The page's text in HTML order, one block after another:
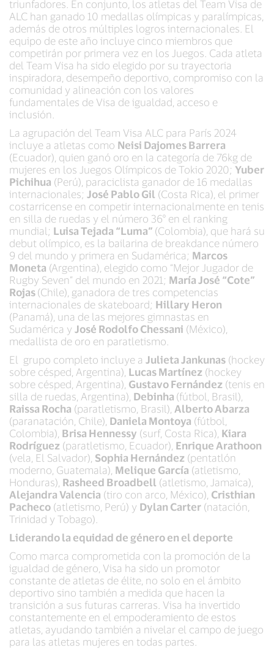
triunfadores. En conjunto, los atletas del Team Visa de
ALC han ganado 10 medallas olímpicas y paralímpicas,
además de otros múltiples logros internacionales. El
equipo de este año incluye cinco miembros que
competirán por primera vez en los Juegos. Cada atleta
del Team Visa ha sido elegido por su trayectoria
inspiradora, desempeño deportivo, compromiso con la
comunidad y alineación con los valores
fundamentales de Visa de igualdad, acceso e
inclusión.
La agrupación del Team Visa ALC para París 2024
incluye a atletas como Neisi Dajomes Barrera
(Ecuador), quien ganó oro en la categoría de 76kg de
mujeres en los Juegos Olímpicos de Tokio 2020; Yuber
Pichihua (Perú), paraciclista ganador de 16 medallas
internacionales; José Pablo Gil (Costa Rica), el primer
costarricense en competir internacionalmente en tenis
en silla de ruedas y el número 36° en el ranking
mundial; Luisa Tejada “Luma” (Colombia), que hará su
debut olímpico, es la bailarina de breakdance número
9 del mundo y primera en Sudamérica; Marcos
Moneta (Argentina), elegido como “Mejor Jugador de
Rugby Seven” del mundo en 2021; María José “Cote”
Rojas (Chile), ganadora de tres competencias
internacionales de skateboard; Hillary Heron
(Panamá), una de las mejores gimnastas en
Sudamérica y José Rodolfo Chessani (México),
medallista de oro en paratletismo.
El grupo completo incluye a Julieta Jankunas (hockey
sobre césped, Argentina), Lucas Martínez (hockey
sobre césped, Argentina), Gustavo Fernández (tenis en
silla de ruedas, Argentina), Debinha (fútbol, Brasil),
Raissa Rocha (paratletismo, Brasil), Alberto Abarza
(paranatación, Chile), Daniela Montoya (fútbol,
Colombia), Brisa Hennessy (surf, Costa Rica), Kiara
Rodríguez (paratletismo, Ecuador), Enrique Arathoon
(vela, El Salvador), Sophia Hernández (pentatlón
moderno, Guatemala), Melique García (atletismo,
Honduras), Rasheed Broadbell (atletismo, Jamaica),
Alejandra Valencia (tiro con arco, México), Cristhian
Pacheco (atletismo, Perú) y Dylan Carter (natación,
Trinidad y Tobago).
Liderando la equidad de género en el deporte
Como marca comprometida con la promoción de la
igualdad de género, Visa ha sido un promotor
constante de atletas de élite, no solo en el ámbito
deportivo sino también a medida que hacen la
transición a sus futuras carreras. Visa ha invertido
constantemente en el empoderamiento de estos
atletas, ayudando también a nivelar el campo de juego
para las atletas mujeres en todas partes.